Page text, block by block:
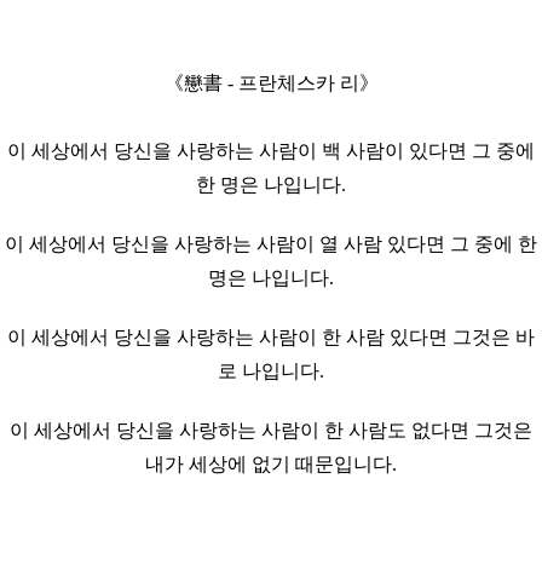
《戀書 - 프란체스카 리》
이 세상에서 당신을 사랑하는 사람이 백 사람이 있다면 그 중에
한 명은 나입니다.
이 세상에서 당신을 사랑하는 사람이 열 사람 있다면 그 중에 한
명은 나입니다.
이 세상에서 당신을 사랑하는 사람이 한 사람 있다면 그것은 바
로 나입니다.
이 세상에서 당신을 사랑하는 사람이 한 사람도 없다면 그것은
내가 세상에 없기 때문입니다.